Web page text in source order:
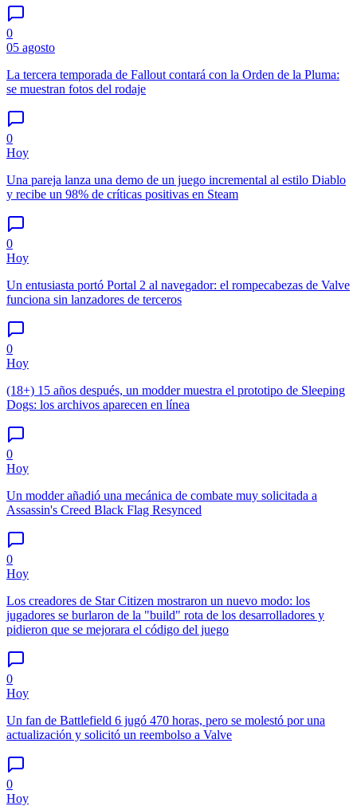
0
05 agosto
La tercera temporada de Fallout contará con la Orden de la Pluma:
se muestran fotos del rodaje
0
Hoy
Una pareja lanza una demo de un juego incremental al estilo Diablo
y recibe un 98% de críticas positivas en Steam
0
Hoy
Un entusiasta portó Portal 2 al navegador: el rompecabezas de Valve
funciona sin lanzadores de terceros
0
Hoy
(18+) 15 años después, un modder muestra el prototipo de Sleeping
Dogs: los archivos aparecen en línea
0
Hoy
Un modder añadió una mecánica de combate muy solicitada a
Assassin's Creed Black Flag Resynced
0
Hoy
Los creadores de Star Citizen mostraron un nuevo modo: los
jugadores se burlaron de la "build" rota de los desarrolladores y
pidieron que se mejorara el código del juego
0
Hoy
Un fan de Battlefield 6 jugó 470 horas, pero se molestó por una
actualización y solicitó un reembolso a Valve
0
Hoy